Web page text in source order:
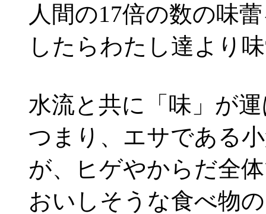
人間の17倍の数の味
したらわたし達より
水流と共に「味」が
つまり、エサである
が、ヒゲやからだ全
おいしそうな食べ物